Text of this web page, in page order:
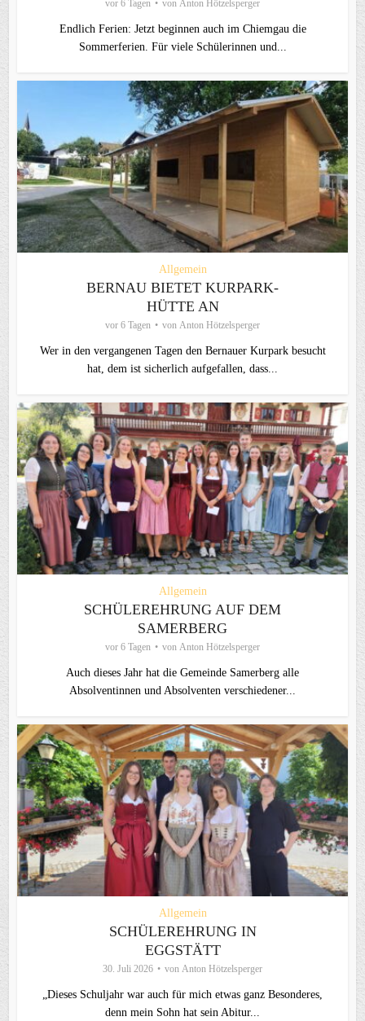
vor 6 Tagen von Anton Hötzelsperger
Endlich Ferien: Jetzt beginnen auch im Chiemgau die
Sommerferien. Für viele Schülerinnen und...
Allgemein
BERNAU BIETET KURPARK-
HÜTTE AN
vor 6 Tagen von Anton Hötzelsperger
Wer in den vergangenen Tagen den Bernauer Kurpark besucht
hat, dem ist sicherlich aufgefallen, dass...
Allgemein
SCHÜLEREHRUNG AUF DEM
SAMERBERG
vor 6 Tagen von Anton Hötzelsperger
Auch dieses Jahr hat die Gemeinde Samerberg alle
Absolventinnen und Absolventen verschiedener...
Allgemein
SCHÜLEREHRUNG IN
EGGSTÄTT
30. Juli 2026 von Anton Hötzelsperger
„Dieses Schuljahr war auch für mich etwas ganz Besonderes,
denn mein Sohn hat sein Abitur...